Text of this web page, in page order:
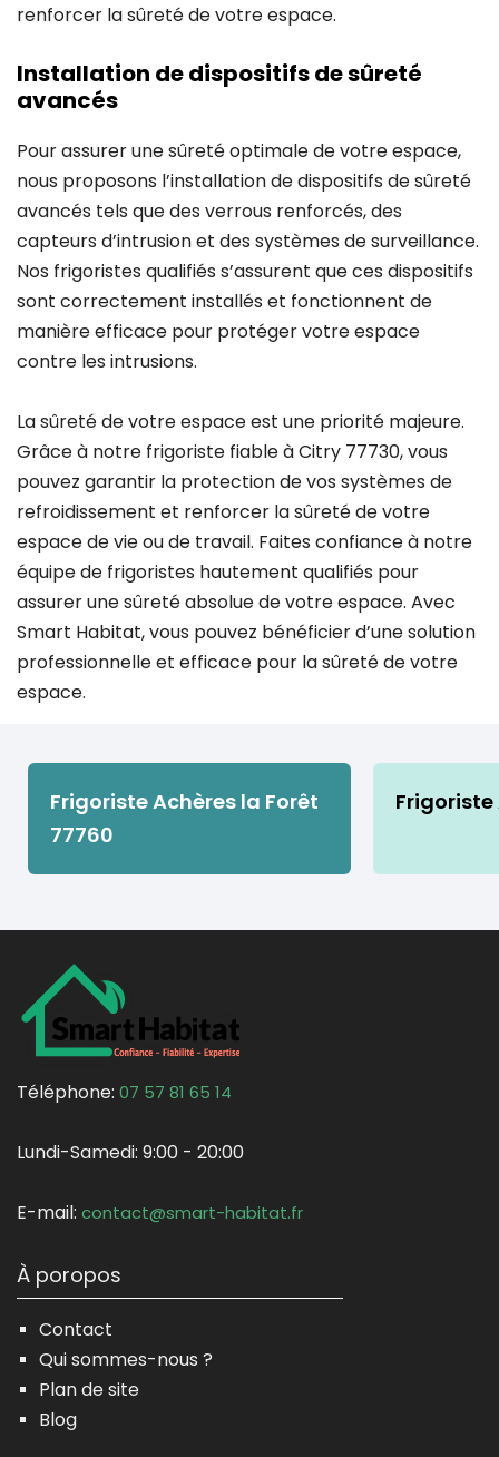
renforcer la sûreté de votre espace.
Installation de dispositifs de sûreté
avancés
Pour assurer une sûreté optimale de votre espace,
nous proposons l’installation de dispositifs de sûreté
avancés tels que des verrous renforcés, des
capteurs d’intrusion et des systèmes de surveillance.
Nos frigoristes qualifiés s’assurent que ces dispositifs
sont correctement installés et fonctionnent de
manière efficace pour protéger votre espace
contre les intrusions.
La sûreté de votre espace est une priorité majeure.
Grâce à notre frigoriste fiable à Citry 77730, vous
pouvez garantir la protection de vos systèmes de
refroidissement et renforcer la sûreté de votre
espace de vie ou de travail. Faites confiance à notre
équipe de frigoristes hautement qualifiés pour
assurer une sûreté absolue de votre espace. Avec
Smart Habitat, vous pouvez bénéficier d’une solution
professionnelle et efficace pour la sûreté de votre
espace.
Frigoriste Achères la Forêt
77760
Frigoriste
Téléphone: 07 57 81 65 14
Lundi-Samedi: 9:00 - 20:00
E-mail: contact@smart-habitat.fr
À poropos
Contact
Qui sommes-nous ?
Plan de site
Blog